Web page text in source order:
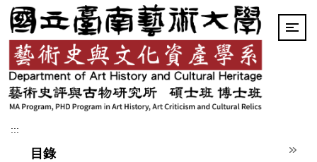
跳
到
主
要
內
容
區
:::
目錄